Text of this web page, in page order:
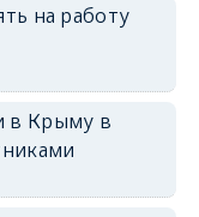
на работу
в Крыму в